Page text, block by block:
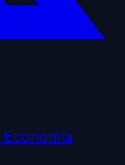
Economía